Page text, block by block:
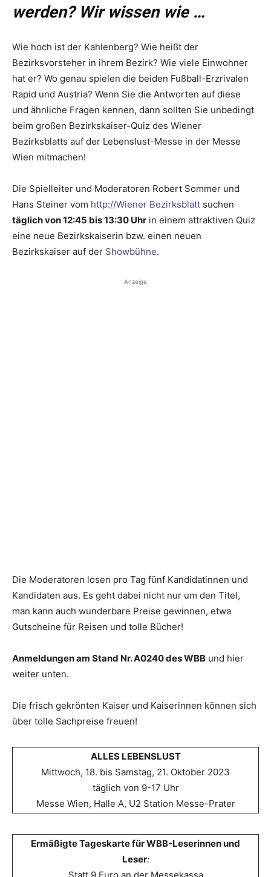
werden? Wir wissen wie …
Wie hoch ist der Kahlenberg? Wie heißt der
Bezirksvorsteher in ihrem Bezirk? Wie viele Einwohner
hat er? Wo genau spielen die beiden Fußball-Erzrivalen
Rapid und Austria? Wenn Sie die Antworten auf diese
und ähnliche Fragen kennen, dann sollten Sie unbedingt
beim großen Bezirkskaiser-Quiz des Wiener
Bezirksblatts auf der Lebenslust-Messe in der Messe
Wien mitmachen!
Die Spielleiter und Moderatoren Robert Sommer und
Hans Steiner vom http://Wiener Bezirksblatt suchen
täglich von 12:45 bis 13:30 Uhr in einem attraktiven Quiz
eine neue Bezirkskaiserin bzw. einen neuen
Bezirkskaiser auf der Showbühne.
Anzeige
Die Moderatoren losen pro Tag fünf Kandidatinnen und
Kandidaten aus. Es geht dabei nicht nur um den Titel,
man kann auch wunderbare Preise gewinnen, etwa
Gutscheine für Reisen und tolle Bücher!
Anmeldungen am Stand Nr. A0240 des WBB und hier
weiter unten.
Die frisch gekrönten Kaiser und Kaiserinnen können sich
über tolle Sachpreise freuen!
ALLES LEBENSLUST
Mittwoch, 18. bis Samstag, 21. Oktober 2023
täglich von 9-17 Uhr
Messe Wien, Halle A, U2 Station Messe-Prater
Ermäßigte Tageskarte für WBB-Leserinnen und
Leser: